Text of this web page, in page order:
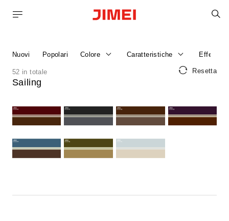
52 in totale
Nuovi Popolari Colore Caratteristiche Effetto
Resetta
Sailing